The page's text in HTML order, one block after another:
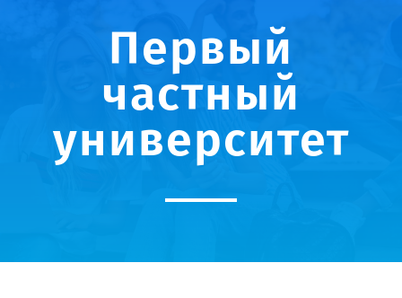
Первый
частный
университет